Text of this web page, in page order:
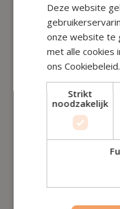
TAK 21 OF TAK 23
Alles over Tak
Tak 21 is een
door verzekeraars en
om hun geld te
gewaarborgde
Deze website
onze website te
met alle cookies
ons Cookiebeleid.
Strikt
noodzakelijk